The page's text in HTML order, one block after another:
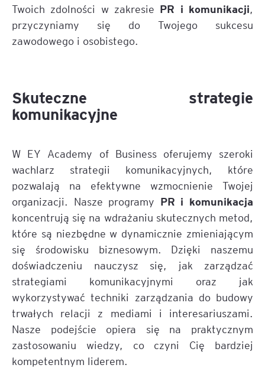
Twoich zdolności w zakresie PR i komunikacji,
przyczyniamy się do Twojego sukcesu
zawodowego i osobistego.
Skuteczne strategie
komunikacyjne
W EY Academy of Business oferujemy szeroki
wachlarz strategii komunikacyjnych, które
pozwalają na efektywne wzmocnienie Twojej
organizacji. Nasze programy PR i komunikacja
koncentrują się na wdrażaniu skutecznych metod,
które są niezbędne w dynamicznie zmieniającym
się środowisku biznesowym. Dzięki naszemu
doświadczeniu nauczysz się, jak zarządzać
strategiami komunikacyjnymi oraz jak
wykorzystywać techniki zarządzania do budowy
trwałych relacji z mediami i interesariuszami.
Nasze podejście opiera się na praktycznym
zastosowaniu wiedzy, co czyni Cię bardziej
kompetentnym liderem.